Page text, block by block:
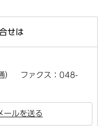
せは
） ファクス：048-
ールを送る